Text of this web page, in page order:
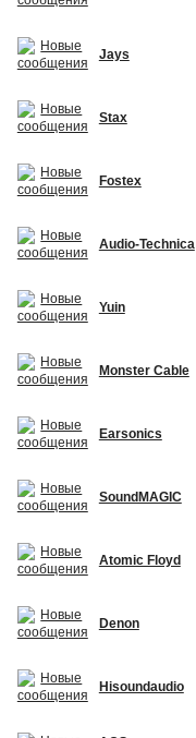
Jays
Stax
Fostex
Audio-Technica
Yuin
Monster Cable
Earsonics
SoundMAGIC
Atomic Floyd
Denon
Hisoundaudio